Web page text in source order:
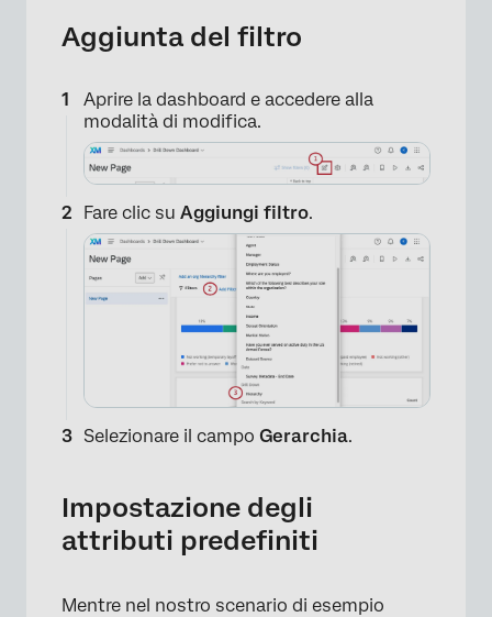
×
Aggiunta del filtro
Aprire la dashboard e accedere alla
modalità di modifica.
Fare clic su Aggiungi filtro.
Selezionare il campo Gerarchia.
Impostazione degli
attributi predefiniti
Mentre nel nostro scenario di esempio